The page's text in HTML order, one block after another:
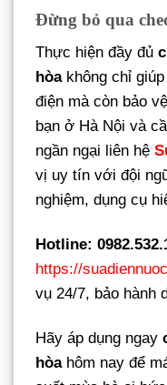
Đừng bỏ qua
Thực hiện đầy đủ
hòakhông chỉ
điện mà còn bảo
bạn ở Hà Nội và
ngần ngại liên hệ
vị uy tín với đội
nghiệm, dụng cụ
Hotline:
https://
vụ 24/7, bảo hành
Hãy áp dụng ngay
hòahôm nay để